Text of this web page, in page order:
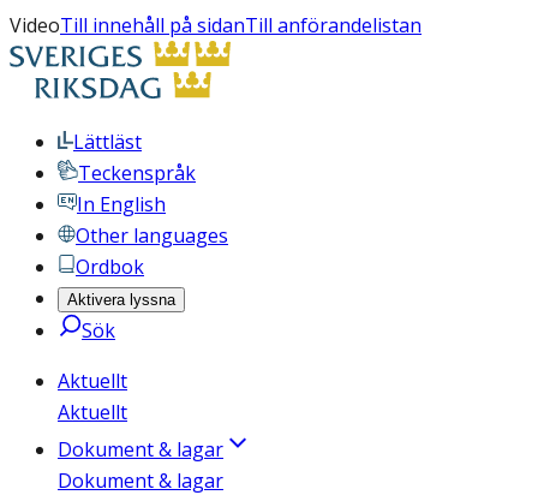
VideoTill innehåll på sidanTill anförandelistan
Lättläst
Teckenspråk
In English
Other languages
Ordbok
Aktivera lyssna
Sök
Aktuellt
Aktuellt
Dokument & lagar
Dokument & lagar